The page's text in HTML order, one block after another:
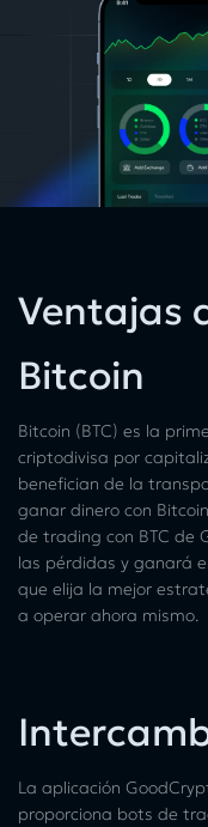
Ventajas
Bitcoin
Bitcoin (BTC) es la
criptodivisa por
benefician de la
ganar dinero con
de trading con BTC de
las pérdidas y ganará
que elija la mejor
a operar ahora mismo.
La aplicación
proporciona bots de